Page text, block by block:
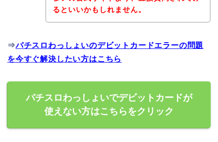
るといいかもしれません。
⇒パチスロわっしょいのデビットカードエラーの問題
を今すぐ解決したい方はこちら
パチスロわっしょいでデビットカードが
使えない方はこちらをクリック